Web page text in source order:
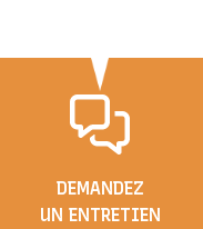
DEMANDEZ
UN ENTRETIEN